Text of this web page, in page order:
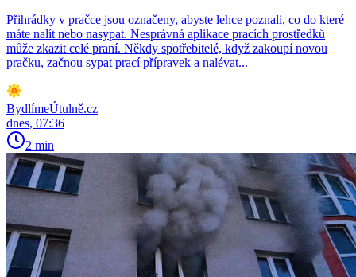
Přihrádky v pračce jsou označeny, abyste lehce poznali, co do které
máte nalít nebo nasypat. Nesprávná aplikace pracích prostředků
může zkazit celé praní. Někdy spotřebitelé, když zakoupí novou
pračku, začnou sypat prací přípravek a nalévat...
BydlímeÚtulně.cz
dnes, 07:36
2 min